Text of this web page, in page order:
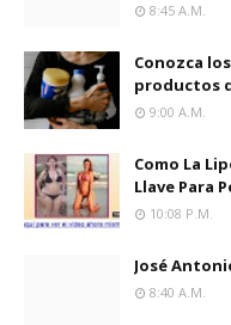
8:45 A.m.
Conozca
productos
9:00 A.m.
Como La
Llave Para
10:08 P.m.
José
8:40 A.m.